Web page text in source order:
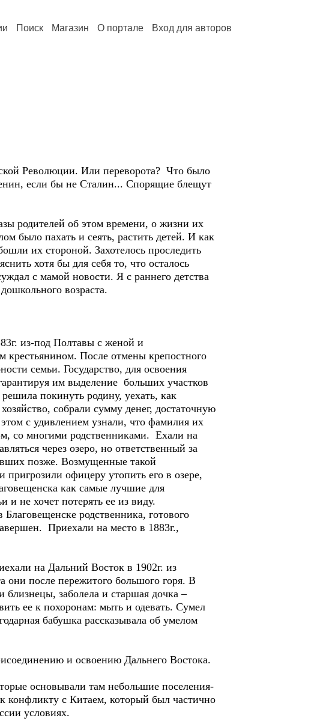
Поиск Магазин О портале Вход для авторов
Революции. Или переворота? Что было
если бы не Сталин... Спорящие блещут
родителей об этом времени, о жизни их
было пахать и сеять, растить детей. И как
их стороной. Захотелось проследить
хотя бы для себя то, что осталось
с мамой новости. Я с раннего детства
возраста.
из-под Полтавы с женой и
После отмены крепостного
семьи. Государство, для освоения
им выделение больших участков
покинуть родину, уехать, как
собрали сумму денег, достаточную
с удивлением узнали, что фамилия их
со многими родственниками. Ехали на
через озеро, но ответственный за
позже. Возмущенные такой
офицеру утопить его в озере,
как самые лучшие для
и не хочет потерять ее из виду.
родственника, готового
Приехали на место в 1883г.,
на Дальний Восток в 1902г. из
они после пережитого большого горя. В
заболела и старшая дочка –
ее к похоронам: мыть и одевать. Сумел
бабушка рассказывала об умелом
и освоению Дальнего Востока.
основывали там небольшие поселения-
конфликту с Китаем, который был частично
условиях.